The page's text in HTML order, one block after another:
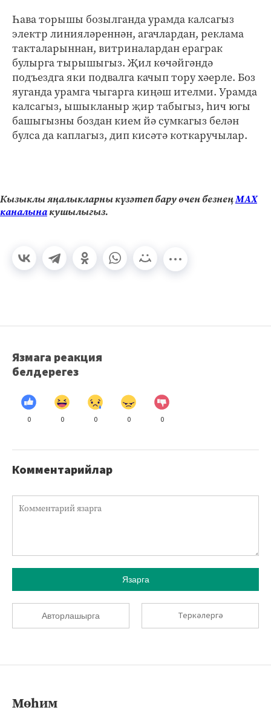
Һава торышы бозылганда урамда калсагыз
электр линияләреннән, агачлардан, реклама
такталарыннан, витриналардан ераграк
булырга тырышыгыз. Җил көчәйгәндә
подъездга яки подвалга качып тору хәерле. Боз
яуганда урамга чыгарга киңәш ителми. Урамда
калсагыз, ышыкланыр җир табыгыз, һич югы
башыгызны боздан кием йә сумкагыз белән
булса да каплагыз, дип кисәтә коткаручылар.
Кызыклы яңалыкларны күзәтеп бару өчен безнеңМАХ
каналынакушылыгыз.
Язмага реакция
белдерегез
0 0 0 0 0
Комментарийлар
Язарга
Авторлашырга Теркәлергә
Мөһим